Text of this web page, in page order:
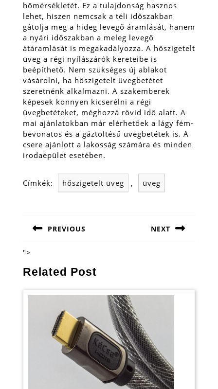
hőmérsékletét. Ez a tulajdonság hasznos
lehet, hiszen nemcsak a téli időszakban
gátolja meg a hideg levegő áramlását, hanem
a nyári időszakban a meleg levegő
átáramlását is megakadályozza. A hőszigetelt
üveg a régi nyílászárók kereteibe is
beépíthető. Nem szükséges új ablakot
vásárolni, ha hőszigetelt üvegbetétet
szeretnénk alkalmazni. A szakemberek
képesek könnyen kicserélni a régi
üvegbetéteket, méghozzá rövid idő alatt. A
mai ajánlatokban már elérhetőek a lágy fém-
bevonatos és a gáztöltésű üvegbetétek is. A
csere ajánlott a lakosság számára és minden
irodaépület esetében.
Címkék: hőszigetelt üveg , üveg
navigáció
PREVIOUS
post:
NEXT
">
Related Post